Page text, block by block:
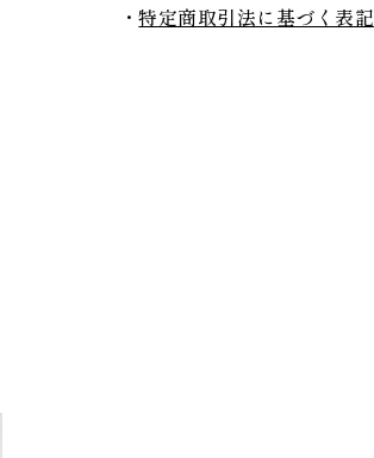
特定商取引法に基づく表記